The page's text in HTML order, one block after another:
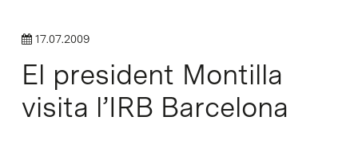
17.07.2009
El president Montilla
visita l’IRB Barcelona